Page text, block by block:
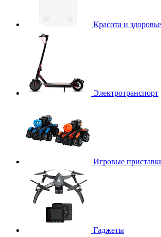
Красота и здоровье
Электротранспорт
Игровые
Гаджеты